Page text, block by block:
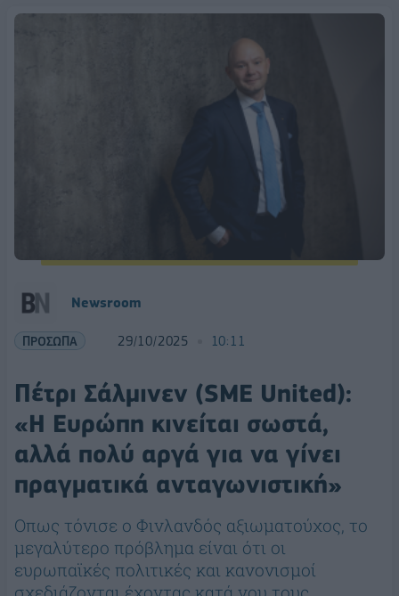
Newsroom
ΠΡΟΣΩΠΑ 29/10/2025 10:11
Πέτρι Σάλμινεν (SME United):
«Η Ευρώπη κινείται σωστά,
αλλά πολύ αργά για να γίνει
πραγματικά ανταγωνιστική»
Οπως τόνισε ο Φινλανδός αξιωματούχος, το
μεγαλύτερο πρόβλημα είναι ότι οι
ευρωπαϊκές πολιτικές και κανονισμοί